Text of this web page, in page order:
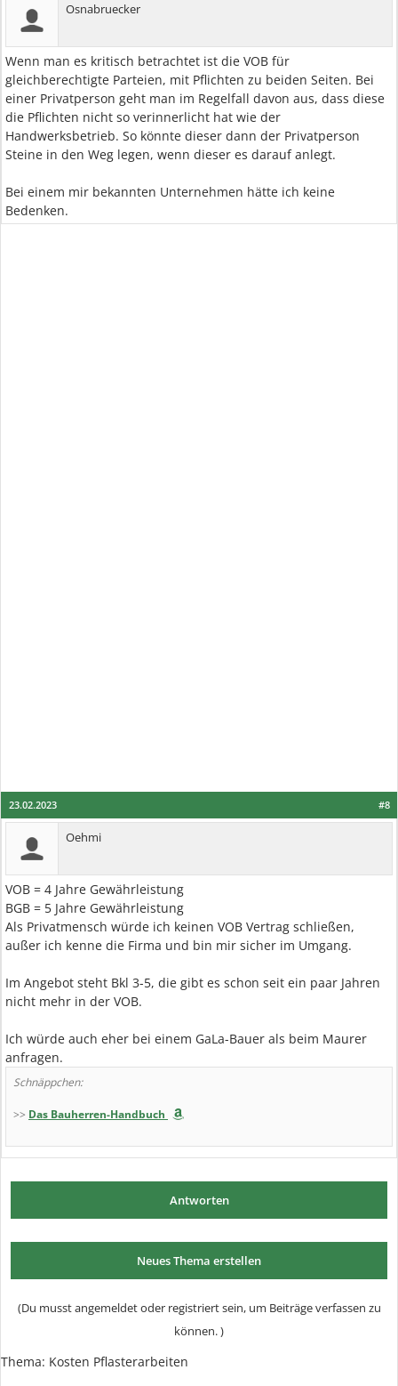
Osnabruecker
Wenn man es kritisch betrachtet ist die VOB für
gleichberechtigte Parteien, mit Pflichten zu beiden Seiten. Bei
einer Privatperson geht man im Regelfall davon aus, dass diese
die Pflichten nicht so verinnerlicht hat wie der
Handwerksbetrieb. So könnte dieser dann der Privatperson
Steine in den Weg legen, wenn dieser es darauf anlegt.
Bei einem mir bekannten Unternehmen hätte ich keine
Bedenken.
#8
23.02.2023
Oehmi
VOB = 4 Jahre Gewährleistung
BGB = 5 Jahre Gewährleistung
Als Privatmensch würde ich keinen VOB Vertrag schließen,
außer ich kenne die Firma und bin mir sicher im Umgang.
Im Angebot steht Bkl 3-5, die gibt es schon seit ein paar Jahren
nicht mehr in der VOB.
Ich würde auch eher bei einem GaLa-Bauer als beim Maurer
anfragen.
Schnäppchen:
>> Das Bauherren-Handbuch
Antworten
Neues Thema erstellen
(Du musst angemeldet oder registriert sein, um Beiträge verfassen zu
können. )
Thema: Kosten Pflasterarbeiten